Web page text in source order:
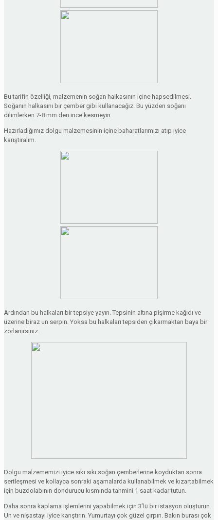
Bu tarifin özelliği, malzemenin soğan halkasının içine hapsedilmesi.
Soğanın halkasını bir çember gibi kullanacağız. Bu yüzden soğanı
dilimlerken 7-8 mm den ince kesmeyin.
Hazırladığımız dolgu malzemesinin içine baharatlarımızı atıp iyice
karıştıralım.
Ardından bu halkaları bir tepsiye yayın. Tepsinin altına pişirme kağıdı ve
üzerine biraz un serpin. Yoksa bu halkaları tepsiden çıkarmaktan baya bir
zorlanırsınız.
Dolgu malzememizi iyice sıkı sıkı soğan çemberlerine koyduktan sonra
sertleşmesi ve kollayca sonraki aşamalarda kullanabilmek ve kızartabilmek
için buzdolabının dondurucu kısmında tahmini 1 saat kadar tutun.
Daha sonra kaplama işlemlerini yapabilmek için 3’lü bir istasyon oluşturun.
Un ve nişastayı iyice karıştırın. Yumurtayı çok güzel çırpın. Bakın burası çok